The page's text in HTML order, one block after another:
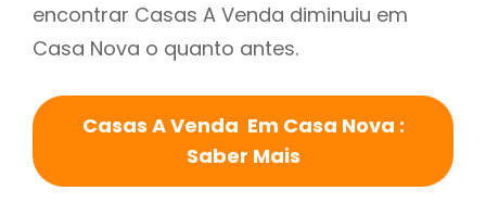
encontrar Casas A Venda diminuiu em
Casa Nova o quanto antes.
Casas A Venda Em Casa Nova :
Saber Mais